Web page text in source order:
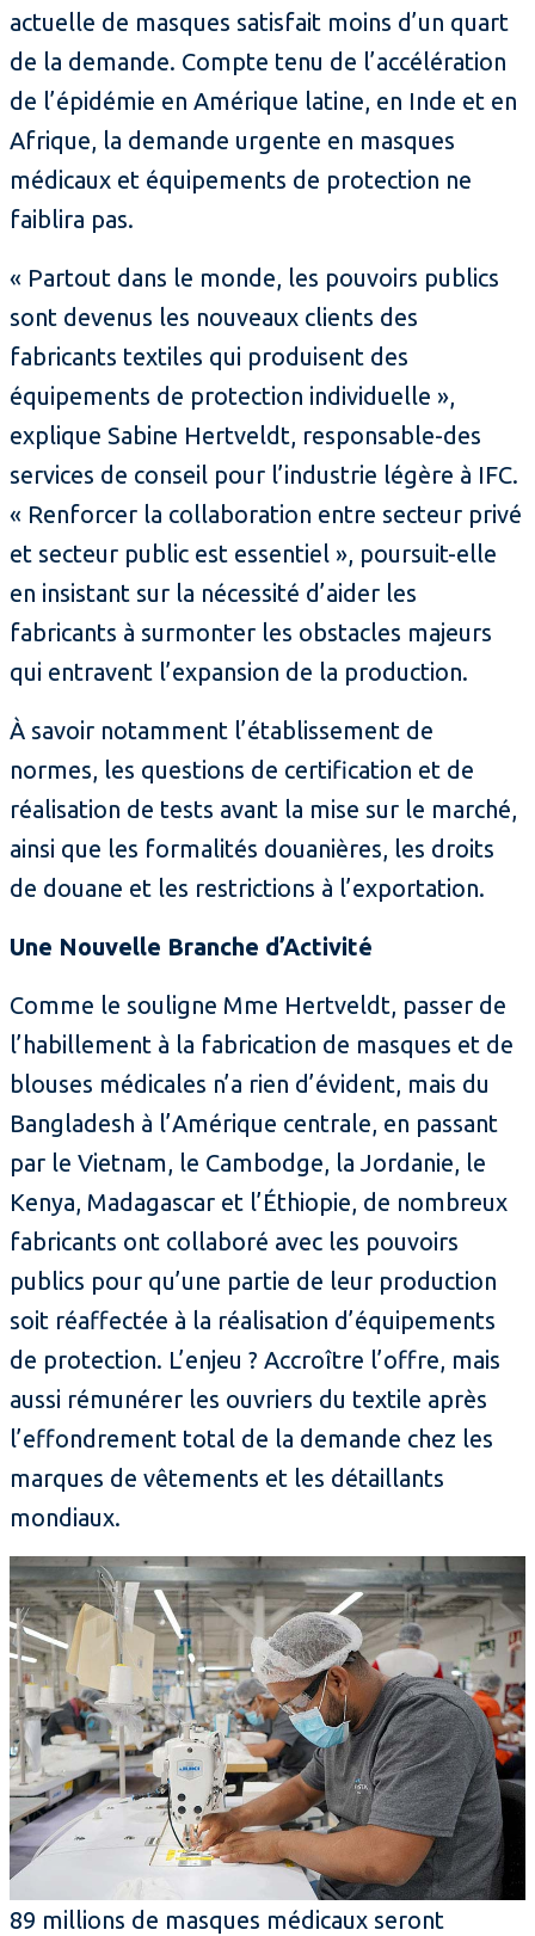
actuelle de masques satisfait moins d’un quart
de la demande. Compte tenu de l’accélération
de l’épidémie en Amérique latine, en Inde et en
Afrique, la demande urgente en masques
médicaux et équipements de protection ne
faiblira pas.
« Partout dans le monde, les pouvoirs publics
sont devenus les nouveaux clients des
fabricants textiles qui produisent des
équipements de protection individuelle »,
explique Sabine Hertveldt, responsable-des
services de conseil pour l’industrie légère à IFC.
« Renforcer la collaboration entre secteur privé
et secteur public est essentiel », poursuit-elle
en insistant sur la nécessité d’aider les
fabricants à surmonter les obstacles majeurs
qui entravent l’expansion de la production.
À savoir notamment l’établissement de
normes, les questions de certification et de
réalisation de tests avant la mise sur le marché,
ainsi que les formalités douanières, les droits
de douane et les restrictions à l’exportation.
Une Nouvelle Branche d’Activité
Comme le souligne Mme Hertveldt, passer de
l’habillement à la fabrication de masques et de
blouses médicales n’a rien d’évident, mais du
Bangladesh à l’Amérique centrale, en passant
par le Vietnam, le Cambodge, la Jordanie, le
Kenya, Madagascar et l’Éthiopie, de nombreux
fabricants ont collaboré avec les pouvoirs
publics pour qu’une partie de leur production
soit réaffectée à la réalisation d’équipements
de protection. L’enjeu ? Accroître l’offre, mais
aussi rémunérer les ouvriers du textile après
l’effondrement total de la demande chez les
marques de vêtements et les détaillants
mondiaux.
89 millions de masques médicaux seront